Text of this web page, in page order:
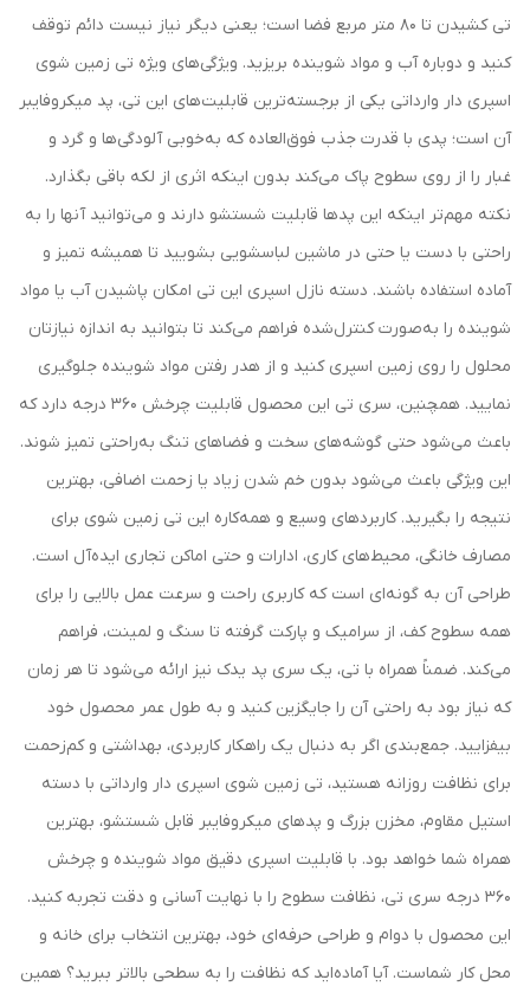
تی کشیدن تا 80 متر مربع فضا است؛ یعنی دیگر نیاز نیست دائم توقف
کنید و دوباره آب و مواد شوینده بریزید. ویژگی‌های ویژه تی زمین شوی
اسپری دار وارداتی یکی از برجسته‌ترین قابلیت‌های این تی، پد میکروفایبر
آن است؛ پدی با قدرت جذب فوق‌العاده که به‌خوبی آلودگی‌ها و گرد و
غبار را از روی سطوح پاک می‌کند بدون اینکه اثری از لکه باقی بگذارد.
نکته مهم‌تر اینکه این پدها قابلیت شستشو دارند و می‌توانید آنها را به
راحتی با دست یا حتی در ماشین لباسشویی بشویید تا همیشه تمیز و
آماده استفاده باشند. دسته نازل اسپری این تی امکان پاشیدن آب یا مواد
شوینده را به‌صورت کنترل‌شده فراهم می‌کند تا بتوانید به اندازه نیازتان
محلول را روی زمین اسپری کنید و از هدر رفتن مواد شوینده جلوگیری
نمایید. همچنین، سری تی این محصول قابلیت چرخش 360 درجه دارد که
باعث می‌شود حتی گوشه‌های سخت و فضاهای تنگ به‌راحتی تمیز شوند.
این ویژگی باعث می‌شود بدون خم شدن زیاد یا زحمت اضافی، بهترین
نتیجه را بگیرید. کاربردهای وسیع و همه‌کاره این تی زمین شوی برای
مصارف خانگی، محیط‌های کاری، ادارات و حتی اماکن تجاری ایده‌آل است.
طراحی آن به گونه‌ای است که کاربری راحت و سرعت عمل بالایی را برای
همه سطوح کف، از سرامیک و پارکت گرفته تا سنگ و لمینت، فراهم
می‌کند. ضمناً همراه با تی، یک سری پد یدک نیز ارائه می‌شود تا هر زمان
که نیاز بود به راحتی آن را جایگزین کنید و به طول عمر محصول خود
بیفزایید. جمع‌بندی اگر به دنبال یک راهکار کاربردی، بهداشتی و کم‌زحمت
برای نظافت روزانه هستید، تی زمین شوی اسپری دار وارداتی با دسته
استیل مقاوم، مخزن بزرگ و پدهای میکروفایبر قابل شستشو، بهترین
همراه شما خواهد بود. با قابلیت اسپری دقیق مواد شوینده و چرخش
360 درجه سری تی، نظافت سطوح را با نهایت آسانی و دقت تجربه کنید.
این محصول با دوام و طراحی حرفه‌ای خود، بهترین انتخاب برای خانه و
محل کار شماست. آیا آماده‌اید که نظافت را به سطحی بالاتر ببرید؟ همین